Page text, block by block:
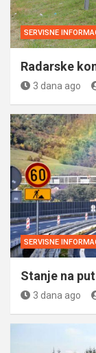
SERVISNE
Radarske
3 dana ago
SERVISNE
Stanje na
3 dana ago